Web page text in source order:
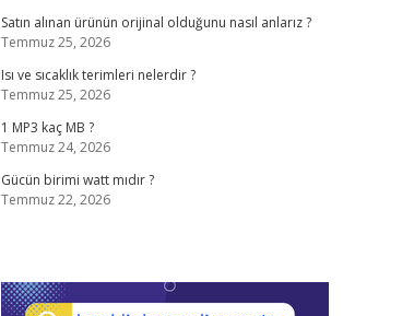
Satın alınan ürünün orijinal olduğunu nasıl anlarız ?
Temmuz 25, 2026
Isı ve sıcaklık terimleri nelerdir ?
Temmuz 25, 2026
1 MP3 kaç MB ?
Temmuz 24, 2026
Gücün birimi watt mıdır ?
Temmuz 22, 2026